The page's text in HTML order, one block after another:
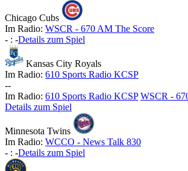
Chicago Cubs
Im Radio: WSCR - 670 AM The Score
- : -Details zum Spiel
Kansas City Royals
Im Radio: 610 Sports Radio KCSP
--
Im Radio: 610 Sports Radio KCSP WSCR -
Details zum Spiel
Minnesota Twins
Im Radio: WCCO - News Talk 830
- : -Details zum Spiel